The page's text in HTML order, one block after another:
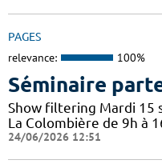
PAGES
relevance: 100%
Séminaire
Show filtering Mardi 15
La Colombière de 9h à
24/06/2026 12:51